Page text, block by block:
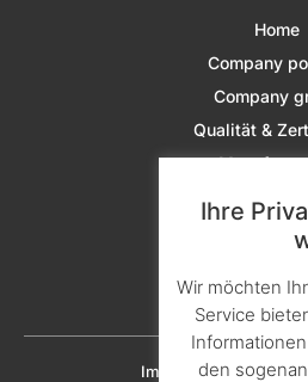
Home
Company
Company
Qualität &
Aktuelles &
Imprint Privacy policy
Ihre
Wir möchten
Service
den